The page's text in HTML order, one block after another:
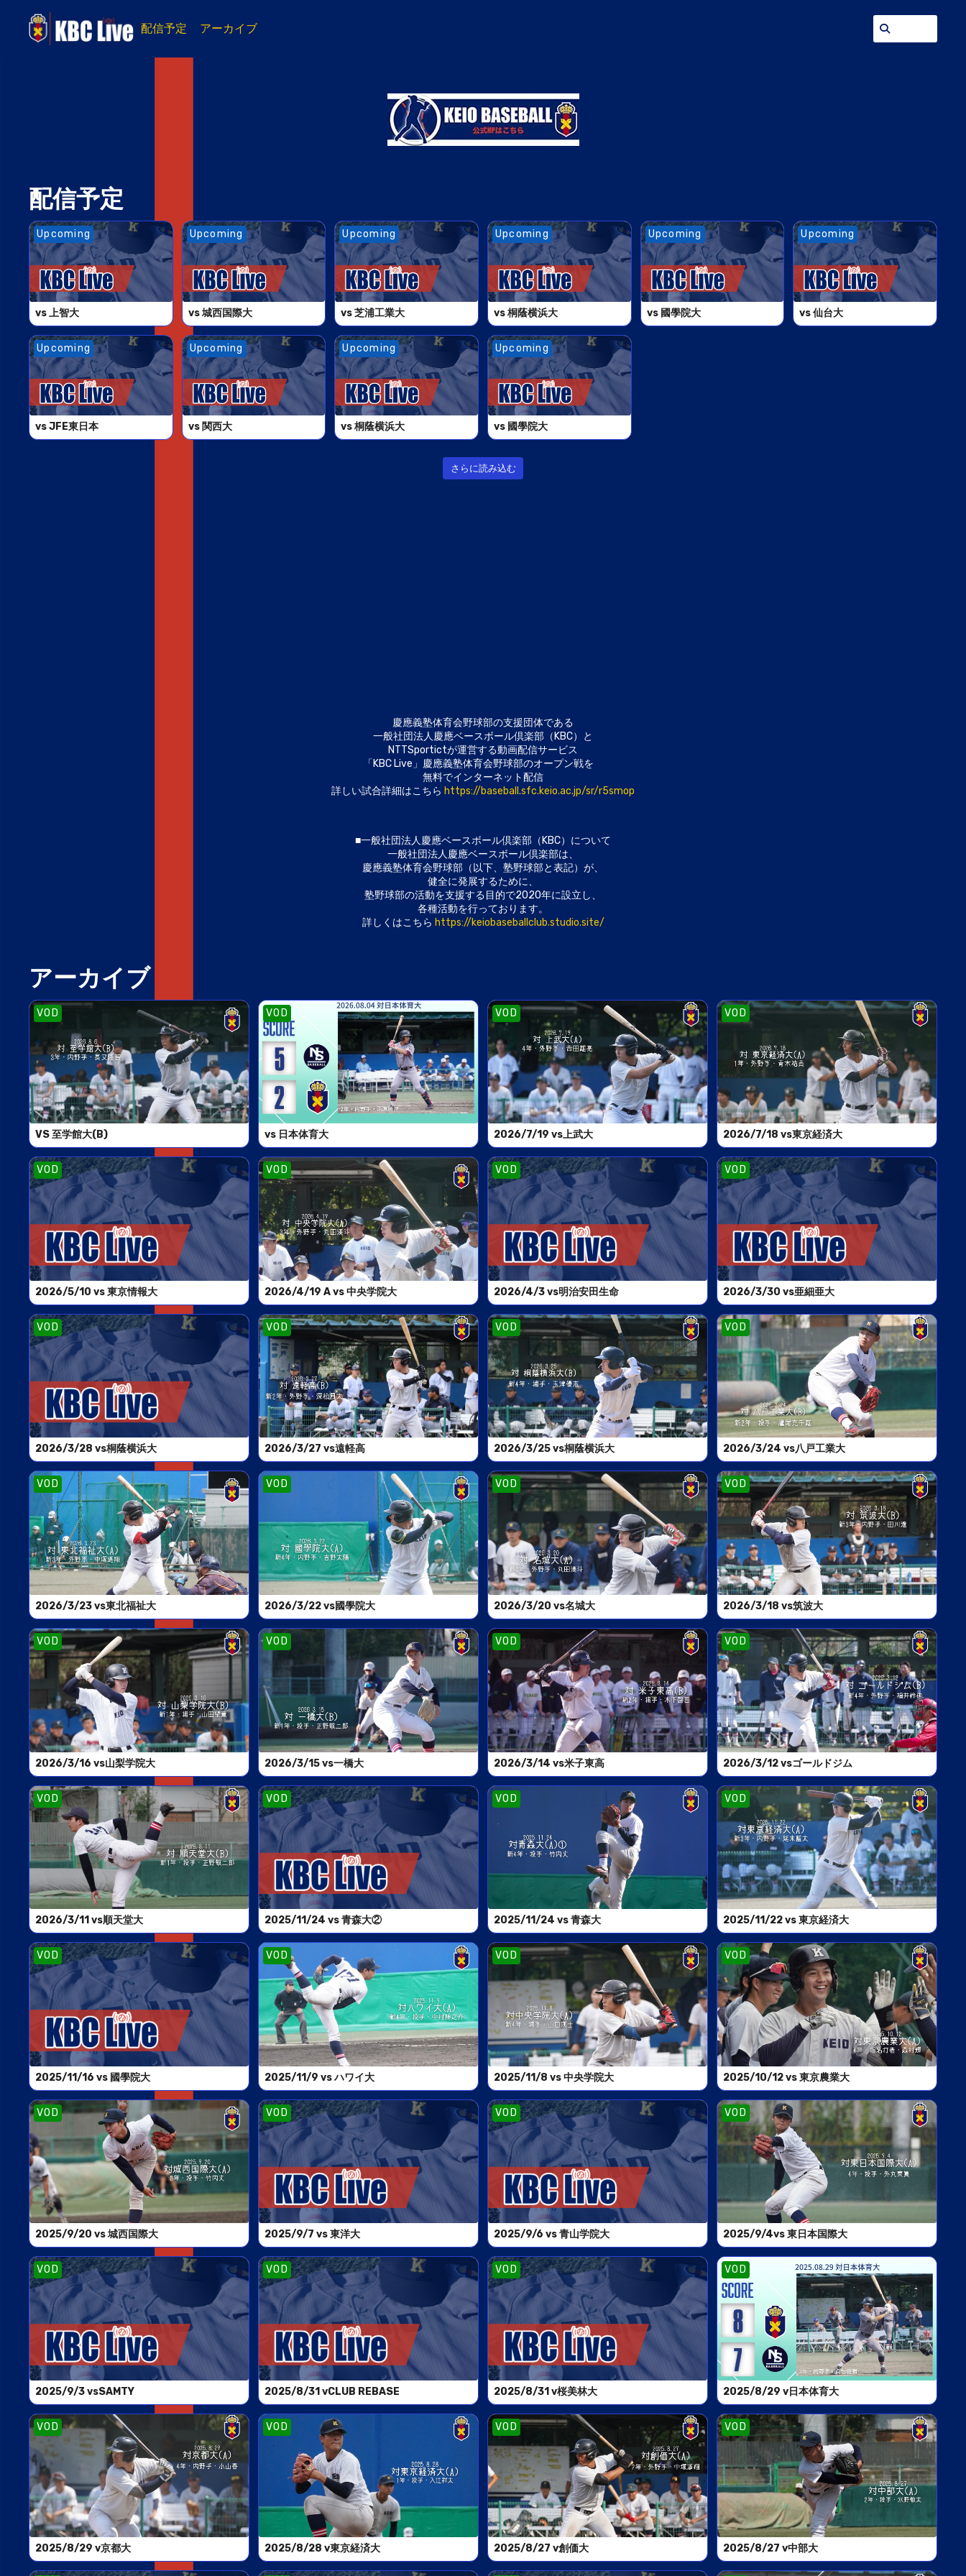
配信予定 アーカイブ
配信予定
Upcoming
vs 上智大
Upcoming
vs 城西国際大
Upcoming
vs 芝浦工業大
Upcoming
vs 桐蔭横浜大
Upcoming
vs 國學院大
Upcoming
vs 仙台大
Upcoming
vs JFE東日本
Upcoming
vs 関西大
Upcoming
vs 桐蔭横浜大
Upcoming
vs 國學院大
さらに読み込む
慶應義塾体育会野球部の⽀援団体である
⼀般社団法⼈慶應ベースボール倶楽部（KBC）と
NTTSportictが運営する動画配信サービス
「KBC Live」慶應義塾体育会野球部のオープン戦を
無料でインターネット配信
詳しい試合詳細はこちら https://baseball.sfc.keio.ac.jp/sr/r5smop
■⼀般社団法⼈慶應ベースボール倶楽部（KBC）について
一般社団法人慶應ベースボール倶楽部は、
慶應義塾体育会野球部（以下、塾野球部と表記）が、
健全に発展するために、
塾野球部の活動を支援する目的で2020年に設立し、
各種活動を行っております。
詳しくはこちら https://keiobaseballclub.studio.site/
アーカイブ
VOD
VS 至学館大(B)
VOD
vs 日本体育大
VOD
2026/7/19 vs上武大
VOD
2026/7/18 vs東京経済大
VOD
2026/5/10 vs 東京情報大
VOD
2026/4/19 A vs 中央学院大
VOD
2026/4/3 vs明治安田生命
VOD
2026/3/30 vs亜細亜大
VOD
2026/3/28 vs桐蔭横浜大
VOD
2026/3/27 vs遠軽高
VOD
2026/3/25 vs桐蔭横浜大
VOD
2026/3/24 vs八戸工業大
VOD
2026/3/23 vs東北福祉大
VOD
2026/3/22 vs國學院大
VOD
2026/3/20 vs名城大
VOD
2026/3/18 vs筑波大
VOD
2026/3/16 vs山梨学院大
VOD
2026/3/15 vs一橋大
VOD
2026/3/14 vs米子東高
VOD
2026/3/12 vsゴールドジム
VOD
2026/3/11 vs順天堂大
VOD
2025/11/24 vs 青森大②
VOD
2025/11/24 vs 青森大
VOD
2025/11/22 vs 東京経済大
VOD
2025/11/16 vs 國學院大
VOD
2025/11/9 vs ハワイ大
VOD
2025/11/8 vs 中央学院大
VOD
2025/10/12 vs 東京農業大
VOD
2025/9/20 vs 城西国際大
VOD
2025/9/7 vs 東洋大
VOD
2025/9/6 vs 青山学院大
VOD
2025/9/4vs 東日本国際大
VOD
2025/9/3 vsSAМTY
VOD
2025/8/31 vCLUB REBASE
VOD
2025/8/31 v桜美林大
VOD
2025/8/29 v日本体育大
VOD
2025/8/29 v京都大
VOD
2025/8/28 v東京経済大
VOD
2025/8/27 v創価大
VOD
2025/8/27 v中部大